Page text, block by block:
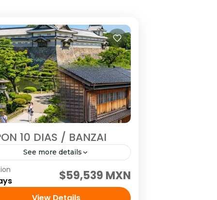
10 DIAS / BANZAI
See more details
Tokio, Hakone, Kioto, Nara,
Shirakawago, Takayama y
$59,539 MXN